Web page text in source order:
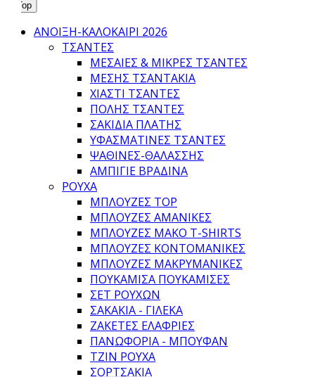
to Top
ΑΝΟΙΞΗ-ΚΑΛΟΚΑΙΡΙ 2026
ΤΣΑΝΤΕΣ
ΜΕΣΑΊΕΣ & ΜΙΚΡΈΣ ΤΣΆΝΤΕΣ
ΜΈΣΗΣ ΤΣΑΝΤΆΚΙΑ
ΧΙΑΣΤΊ ΤΣΆΝΤΕΣ
ΠΌΛΗΣ ΤΣΆΝΤΕΣ
ΣΑΚΊΔΙΑ ΠΛΆΤΗΣ
ΥΦΑΣΜΆΤΙΝΕΣ ΤΣΆΝΤΕΣ
ΨΆΘΙΝΕΣ-ΘΑΛΆΣΣΗΣ
ΑΜΠΙΓΙΈ ΒΡΑΔΙΝΆ
ΡΟΥΧΑ
ΜΠΛΟΎΖΕΣ TOP
ΜΠΛΟΎΖΕΣ ΑΜΆΝΙΚΕΣ
ΜΠΛΟΎΖΕΣ ΜΑΚΌ T-SHIRTS
ΜΠΛΟΎΖΕΣ ΚΟΝΤΟΜΆΝΙΚΕΣ
ΜΠΛΟΎΖΕΣ ΜΑΚΡΥΜΆΝΙΚΕΣ
ΠΟΥΚΆΜΙΣΑ ΠΟΥΚΑΜΊΣΕΣ
ΣΕΤ ΡΟΎΧΩΝ
ΣΑΚΆΚΙΑ - ΓΙΛΈΚΑ
ΖΑΚΈΤΕΣ ΕΛΑΦΡΙΈΣ
ΠΑΝΩΦΌΡΙΑ - ΜΠΟΥΦΆΝ
ΤΖΙΝ ΡΟΎΧΑ
ΣΟΡΤΣΆΚΙΑ